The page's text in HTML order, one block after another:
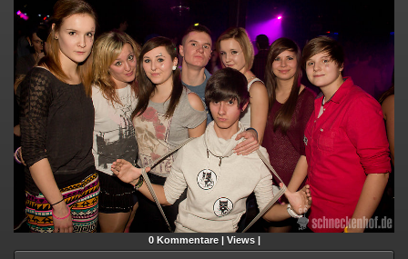
0Kommentare | Views |